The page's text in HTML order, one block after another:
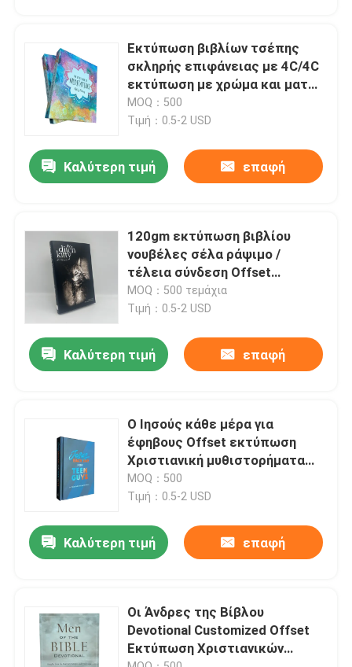
Προϊόντα
Βίντεο
Περίπου εμείς
Μας ελάτε σε επαφή με
Ζητήστε ένα απόσπασμα
Εκτύπωση βιβλίων καφέ
Εκτύπωση Καρτών Ταρώ
Εκτύπωση βιβλίων τσέπης
σκληρής επιφάνειας με 4C/4C
εκτύπωση με χρώμα και ματ
στρώση
MOQ：500
Τιμή：0.5-2 USD
Καλύτερη τιμή επαφή
120gm εκτύπωση βιβλίου
νουβέλες σέλα ράψιμο /
τέλεια σύνδεση Offset
εκτύπωση
MOQ：500 τεμάχια
Τιμή：0.5-2 USD
Καλύτερη τιμή επαφή
Ο Ιησούς κάθε μέρα για
έφηβους Offset εκτύπωση
Χριστιανική μυθιστορήματα
βιβλία φαντασίας με ματ
λαμινοποιημένη θήκη και
MOQ：500
Τιμή：0.5-2 USD
Καλύτερη τιμή επαφή
Οι Άνδρες της Βίβλου
Devotional Customized Offset
Εκτύπωση Χριστιανικών